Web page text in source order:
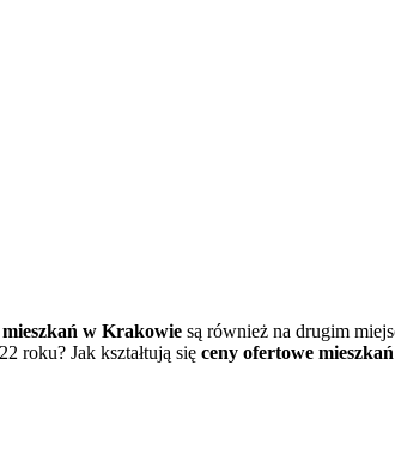
w Krakowie są również na drugim
roku? Jak kształtują się ceny ofertowe